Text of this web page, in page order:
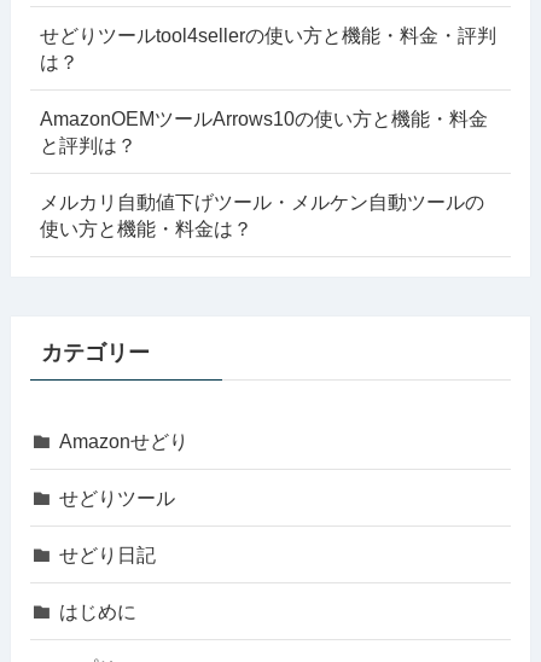
せどりツールtool4sellerの使い方と機能・料金・評判
は？
AmazonOEMツールArrows10の使い方と機能・料金
と評判は？
メルカリ自動値下げツール・メルケン自動ツールの
使い方と機能・料金は？
カテゴリー
Amazonせどり
せどりツール
せどり日記
はじめに